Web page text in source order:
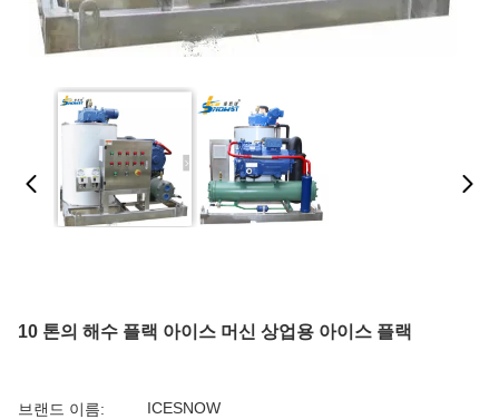
10 톤의 해수 플랙 아이스 머신 상업용 아이스 플랙
브랜드 이름: ICESNOW